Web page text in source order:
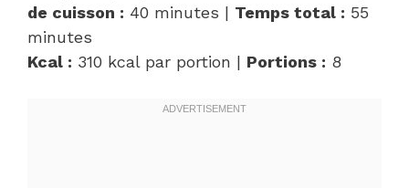
de cuisson : 40 minutes | Temps total : 55
minutes
Kcal : 310 kcal par portion | Portions : 8